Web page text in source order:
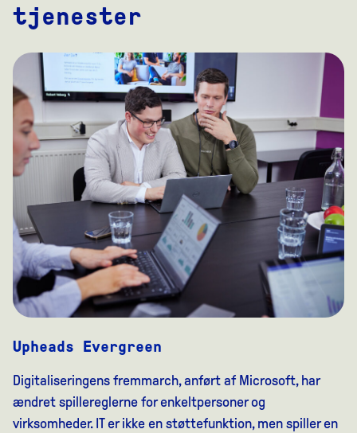
tjenester
Upheads Evergreen
Digitaliseringens fremmarch, anført af Microsoft, har
ændret spillereglerne for enkeltpersoner og
virksomheder. IT er ikke en støttefunktion, men spiller en